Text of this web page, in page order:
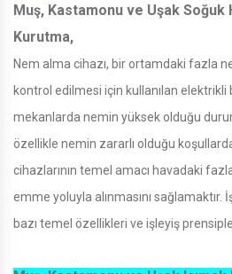
Muş, Kastamonu ve Uşak Soğuk
Kurutma,
Nem alma cihazı, bir ortamdaki fazla
kontrol edilmesi için kullanılan elektrikli
mekanlarda nemin yüksek olduğu
özellikle nemin zararlı olduğu
cihazlarının temel amacı havadaki
emme yoluyla alınmasını sağlamaktır.
bazı temel özellikleri ve işleyiş